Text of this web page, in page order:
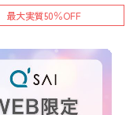
最大実質50％OFF